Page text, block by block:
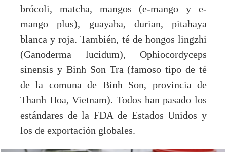
brócoli, matcha, mangos (e-mango y e-
mango plus), guayaba, durian, pitahaya
blanca y roja. También, té de hongos lingzhi
(Ganoderma lucidum), Ophiocordyceps
sinensis y Binh Son Tra (famoso tipo de té
de la comuna de Binh Son, provincia de
Thanh Hoa, Vietnam). Todos han pasado los
estándares de la FDA de Estados Unidos y
los de exportación globales.